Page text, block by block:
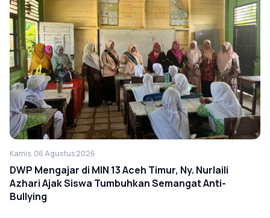
Kamis, 06 Agustus 2026
DWP Mengajar di MIN 13 Aceh Timur, Ny. Nurlaili
Azhari Ajak Siswa Tumbuhkan Semangat Anti-
Bullying